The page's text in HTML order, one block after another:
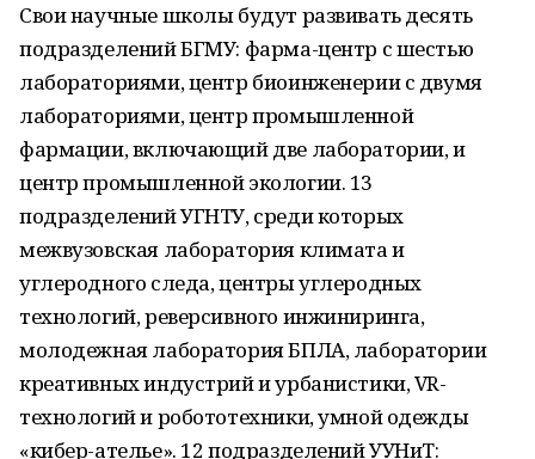
Свои научные школы будут развивать десять
подразделений БГМУ: фарма-центр с шестью
лабораториями, центр биоинженерии с двумя
лабораториями, центр промышленной
фармации, включающий две лаборатории, и
центр промышленной экологии. 13
подразделений УГНТУ, среди которых
межвузовская лаборатория климата и
углеродного следа, центры углеродных
технологий, реверсивного инжиниринга,
молодежная лаборатория БПЛА, лаборатории
креативных индустрий и урбанистики, VR-
технологий и робототехники, умной одежды
«кибер-ателье». 12 подразделений УУНиТ: